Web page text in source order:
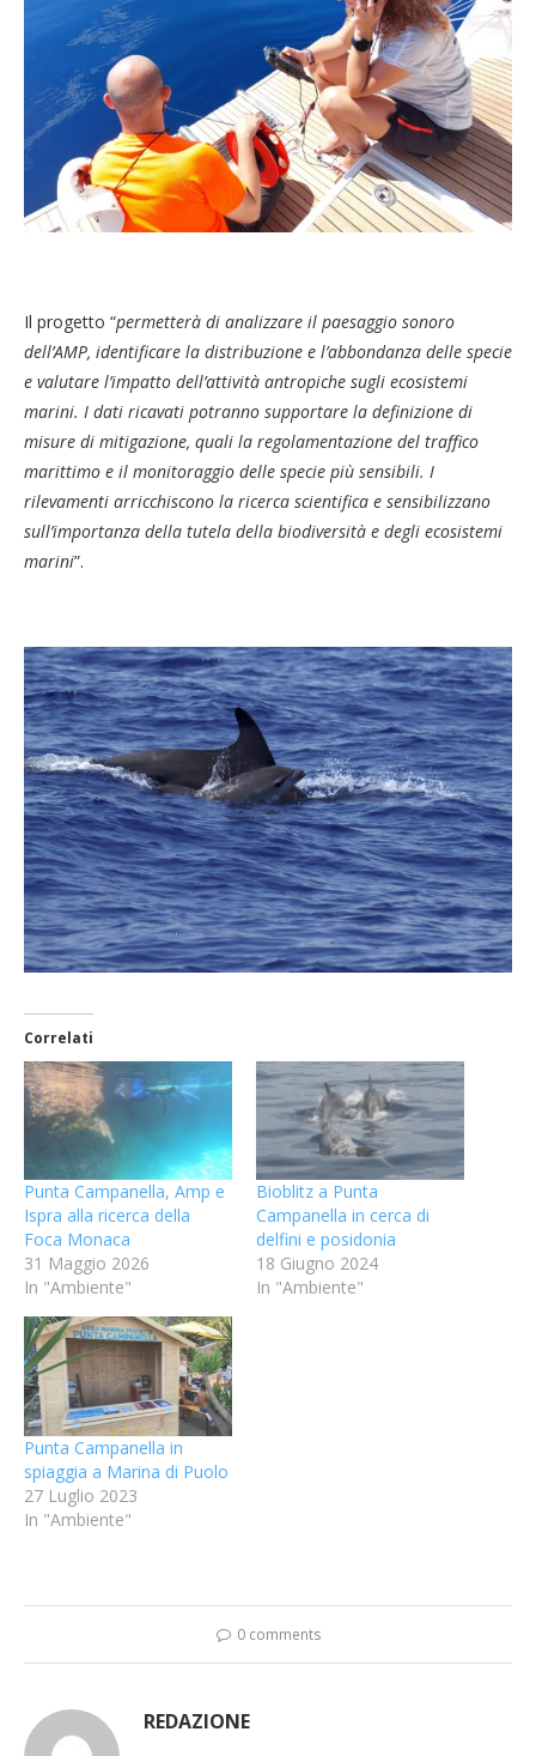
Il progetto “permetterà di analizzare il paesaggio sonoro
dell’AMP, identificare la distribuzione e l’abbondanza delle specie
e valutare l’impatto dell’attività antropiche sugli ecosistemi
marini. I dati ricavati potranno supportare la definizione di
misure di mitigazione, quali la regolamentazione del traffico
marittimo e il monitoraggio delle specie più sensibili. I
rilevamenti arricchiscono la ricerca scientifica e sensibilizzano
sull’importanza della tutela della biodiversità e degli ecosistemi
marini”.
Correlati
Punta Campanella, Amp e
Ispra alla ricerca della
Foca Monaca
31 Maggio 2026
In "Ambiente"
Bioblitz a Punta
Campanella in cerca di
delfini e posidonia
18 Giugno 2024
In "Ambiente"
Punta Campanella in
spiaggia a Marina di Puolo
27 Luglio 2023
In "Ambiente"
0 comments
REDAZIONE